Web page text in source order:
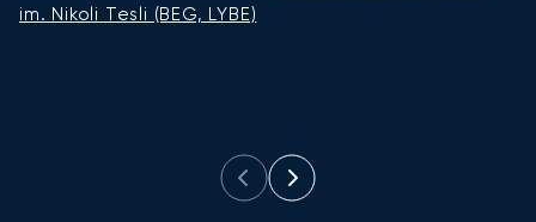
im. Nikoli Tesli (BEG, LYBE)